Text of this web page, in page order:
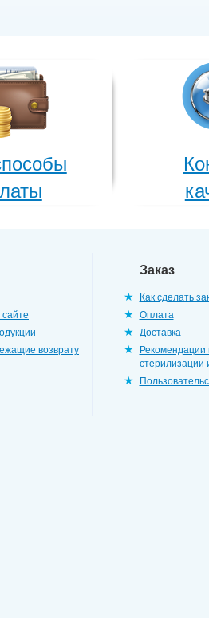
возврату
Заказ
Как сделать
Оплата
Доставка
Рекомендации
стерилизации